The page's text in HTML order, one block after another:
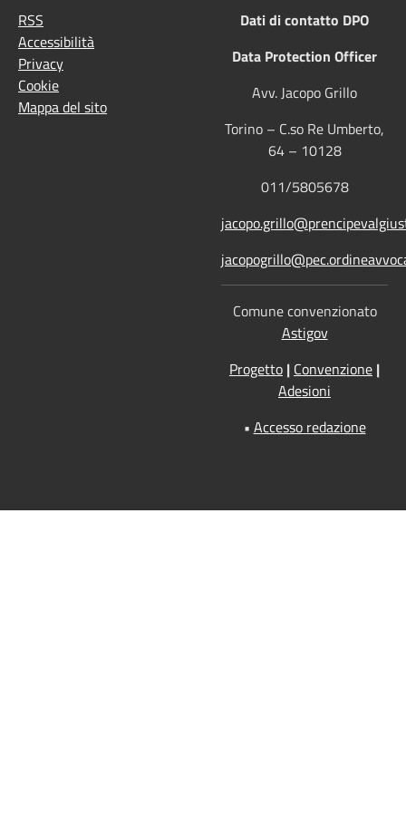
RSS
Accessibilità
Privacy
Cookie
Mappa del sito
Dati di contatto DPO
Data Protection Officer
Avv. Jacopo Grillo
Torino – C.so Re Umberto,
64 – 10128
011/5805678
Comune convenzionato
Astigov
Progetto | Convenzione |
Adesioni
• Accesso redazione